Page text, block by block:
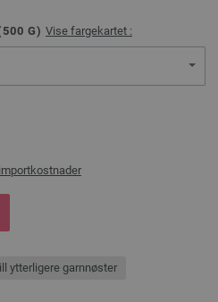
500 G) Vise fargekartet :
ytterligere garnnøster